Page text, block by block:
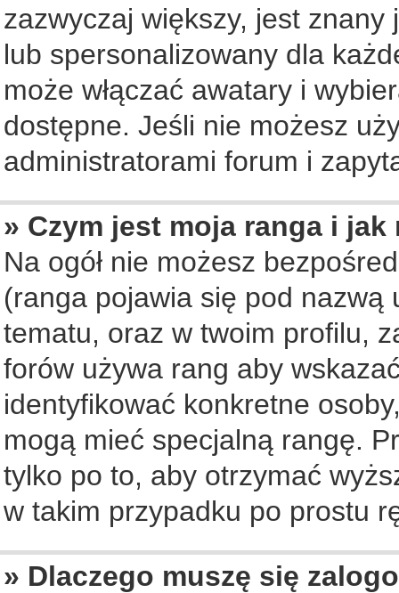
zazwyczaj większy, jest
lub spersonalizowany dla
może włączać awatary i
dostępne. Jeśli nie możesz
administratorami forum i
» Czym jest moja ranga i
Na ogół nie możesz
(ranga pojawia się pod
tematu, oraz w twoim profilu,
forów używa rang aby
identyfikować konkretne
mogą mieć specjalną rangę.
tylko po to, aby otrzymać
w takim przypadku po prostu
» Dlaczego muszę się